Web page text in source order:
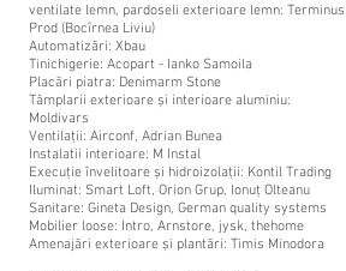
ventilate lemn, pardoseli exterioare lemn: Terminus
Prod (Bocîrnea Liviu)
Automatizări: Xbau
Tinichigerie: Acopart - Ianko Samoila
Placări piatra: Denimarm Stone
Tâmplarii exterioare și interioare aluminiu:
Moldivars
Ventilații: Airconf, Adrian Bunea
Instalatii interioare: M Instal
Execuție învelitoare și hidroizolații: Kontil Trading
Iluminat: Smart Loft, Orion Grup, Ionuț Olteanu
Sanitare: Gineta Design, German quality systems
Mobilier loose: Intro, Arnstore, jysk, thehome
Amenajări exterioare și plantări: Timis Minodora